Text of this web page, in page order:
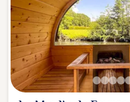
Transports & hébergement
Soins sans hébergement
Offre séjour + vol inclus